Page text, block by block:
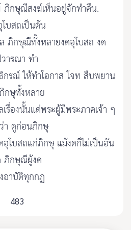
กษุณีสงฆ์เห็นอยู่จักทำคืน.
บสถเป็นต้น
ภิกษุณีทั้งหลายงดอุโบสถ งด
ารณา ทำ
กรณ์ ให้ทำโอกาส โจท สืบพยาน
กษุทั้งหลาย
รื่องนั้นแด่พระผู้มีพระภาคเจ้า ๆ
า ดูก่อนภิกษุ
โบสถแก่ภิกษุ แม้งดก็ไม่เป็นอัน
ภิกษุณีผู้งด
อาบัติทุกกฏ
483